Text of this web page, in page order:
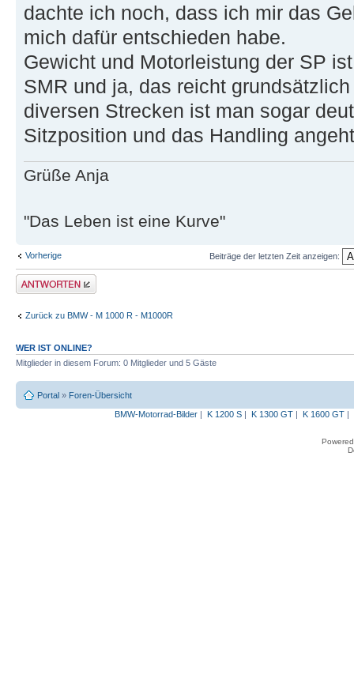
dachte ich noch, dass ich mir das
mich dafür entschieden habe.
Gewicht und Motorleistung der SP
SMR und ja, das reicht
diversen Strecken ist man sogar
Sitzposition und das Handling
Grüße Anja
"Das Leben ist eine Kurve"
Vorherige Beiträge der letzten Zeit anzeigen:
Antwort erstellen
Zurück zu BMW - M 1000 R - M1000R
WER IST ONLINE?
Mitglieder in diesem Forum: 0 Mitglieder und 5 Gäste
Portal » Foren-Übersicht
BMW-Motorrad-Bilder| K 1200 S| K 1300 GT| K 1600 GT|